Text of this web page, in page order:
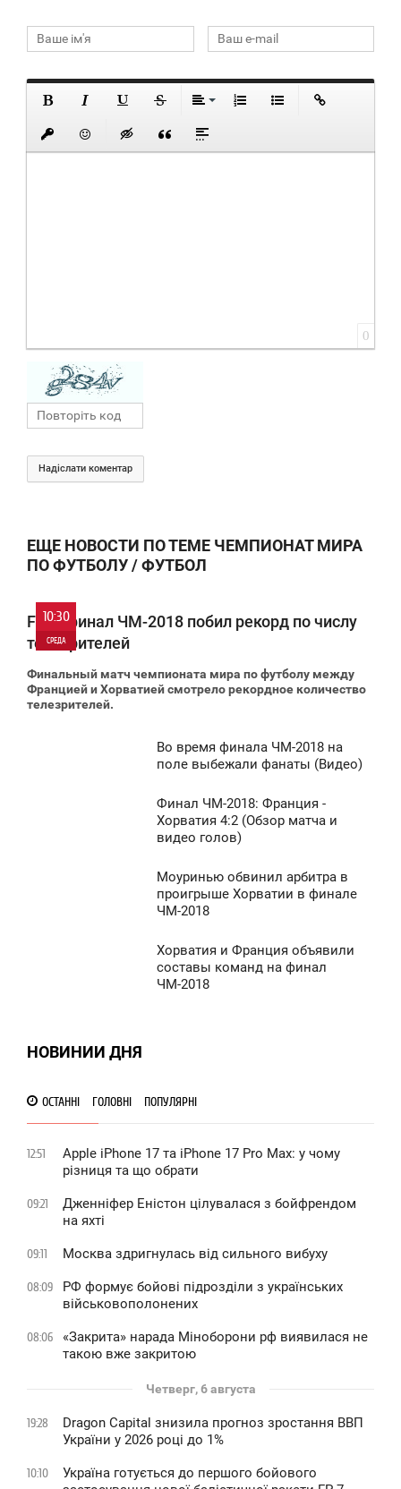
0
Надіслати коментар
ЕЩЕ НОВОСТИ ПО ТЕМЕ ЧЕМПИОНАТ МИРА
ПО ФУТБОЛУ / ФУТБОЛ
10:30
СРЕДА
0
FIFA: финал ЧМ-2018 побил рекорд по числу
телезрителей
Финальный матч чемпионата мира по футболу между
Францией и Хорватией смотрело рекордное количество
телезрителей.
Во время финала ЧМ-2018 на
поле выбежали фанаты (Видео)
Финал ЧМ-2018: Франция -
Хорватия 4:2 (Обзор матча и
видео голов)
Моуринью обвинил арбитра в
проигрыше Хорватии в финале
ЧМ-2018
Хорватия и Франция объявили
составы команд на финал
ЧМ-2018
НОВИНИИ ДНЯ
ОСТАННІ ГОЛОВНІ ПОПУЛЯРНІ
12:51
Apple iPhone 17 та iPhone 17 Pro Max: у чому
різниця та що обрати
09:21
Дженніфер Еністон цілувалася з бойфрендом
на яхті
09:11 Москва здригнулась від сильного вибуху
08:09
РФ формує бойові підрозділи з українських
військовополонених
08:06
«Закрита» нарада Міноборони рф виявилася не
такою вже закритою
Четверг, 6 августа
19:28
Dragon Capital знизила прогноз зростання ВВП
України у 2026 році до 1%
10:10
Україна готується до першого бойового